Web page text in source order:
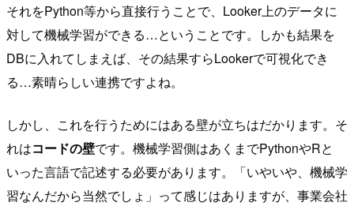
それをPython等から直接行うことで、Looker上のデータに
対して機械学習ができる…ということです。しかも結果を
DBに入れてしまえば、その結果すらLookerで可視化でき
る…素晴らしい連携ですよね。
しかし、これを行うためにはある壁が立ちはだかります。そ
れはコードの壁です。機械学習側はあくまでPythonやRと
いった言語で記述する必要があります。「いやいや、機械学
習なんだから当然でしょ」って感じはありますが、事業会社